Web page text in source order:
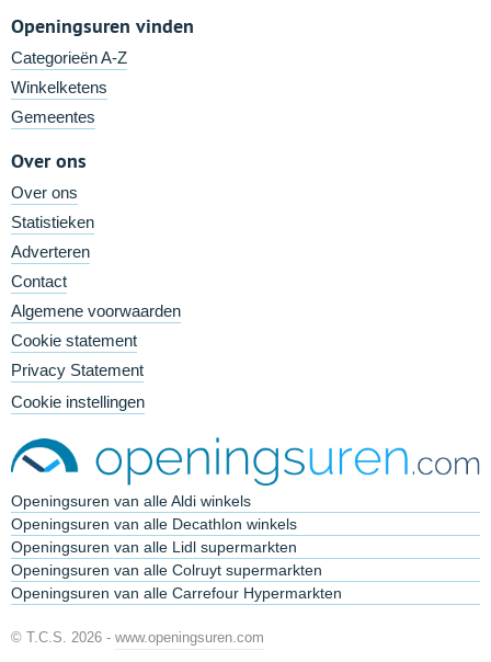
Openingsuren vinden
Categorieën A-Z
Winkelketens
Gemeentes
Over ons
Over ons
Statistieken
Adverteren
Contact
Algemene voorwaarden
Cookie statement
Privacy Statement
Cookie instellingen
Openingsuren van alle Aldi winkels
Openingsuren van alle Decathlon winkels
Openingsuren van alle Lidl supermarkten
Openingsuren van alle Colruyt supermarkten
Openingsuren van alle Carrefour Hypermarkten
© T.C.S. 2026 - www.openingsuren.com